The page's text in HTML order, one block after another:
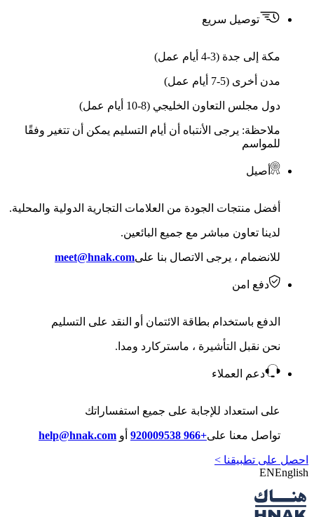
توصيل سريع
مكة إلى جدة (3-4 أيام عمل)
مدن أخرى (5-7 أيام عمل)
دول مجلس التعاون الخليجي (8-10 أيام عمل)
ملاحظة: يرجى الأنتباه أن أيام التسليم يمكن أن تتغير وفقًا
للمواسم
أصيل
أفضل منتجات الجودة من العلامات التجارية الدولية والمحلية.
لدينا تعاون مباشر مع جميع البائعين.
للانضمام ، يرجى الاتصال بنا علىmeet@hnak.com
دفع امن
الدفع باستخدام بطاقة الائتمان أو النقد على التسليم
نحن نقبل التأشيرة ، ماستركارد ومدا.
دعم العملاء
على استعداد للإجابة على جميع استفساراتك
تواصل معنا على+966 920009538 أو help@hnak.com
احصل على تطبيقنا >
ENEnglish